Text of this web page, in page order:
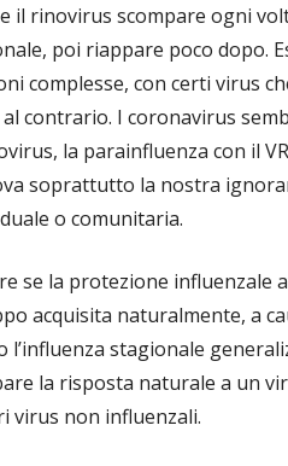
il rinovirus scompare ogni
poi riappare poco dopo.
complesse, con certi virus
contrario. I coronavirus
la parainfluenza con il
soprattutto la nostra
o comunitaria.
se la protezione influenzale
acquisita naturalmente, a
stagionale
la risposta naturale a un
virus non influenzali.